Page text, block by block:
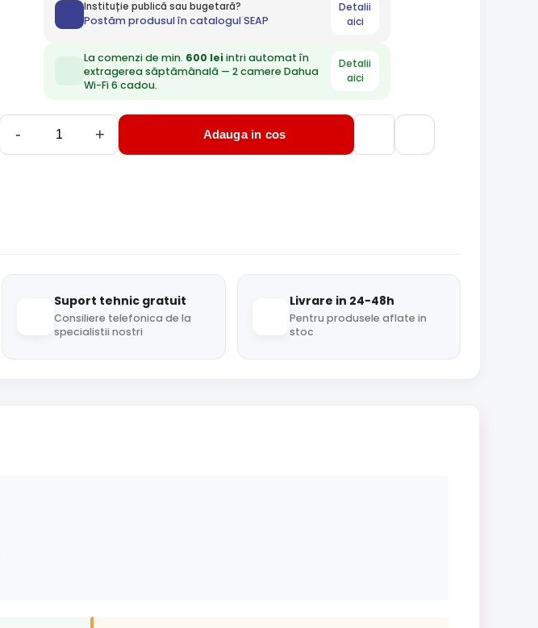
Instituție publică sau bugetară?
Postăm produsul în catalogul SEAP
Detalii
aici
La comenzi de min. 600 leiintri automat în
extragerea săptămânală — 2 camere Dahua
Wi-Fi 6 cadou.
Detalii
aici
- + Adauga in cos
Suport tehnic gratuit
Consiliere telefonica de la
specialistii nostri
Livrare in 24-48h
Pentru produsele aflate in
stoc